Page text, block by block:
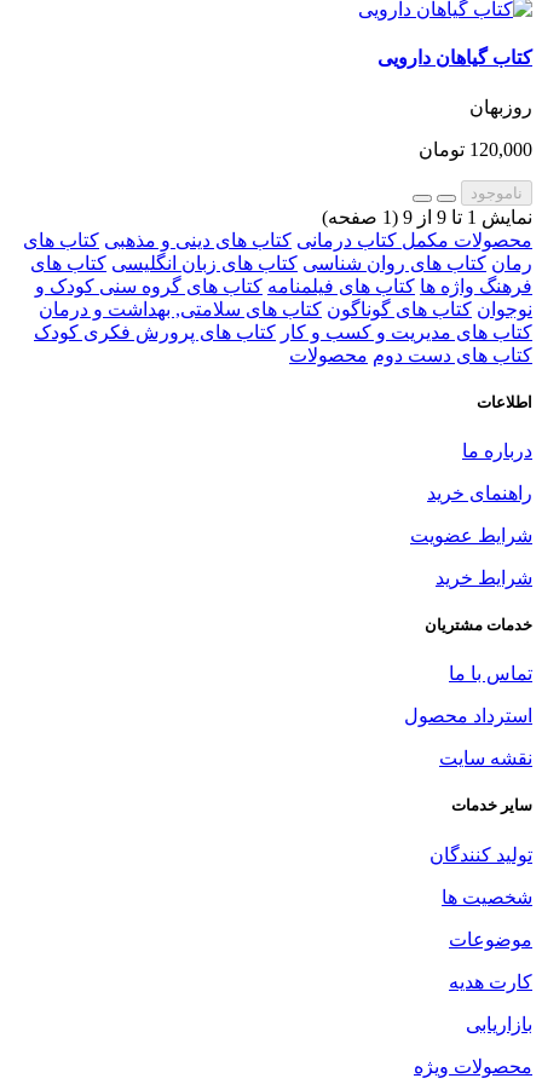
کتاب گیاهان دارویی
روزبهان
120,000 تومان
ناموجود
نمایش 1 تا 9 از 9 (1 صفحه)
محصولات مکمل کتاب درمانی کتاب های دینی و مذهبی کتاب های
رمان کتاب های روان شناسی کتاب های زبان انگلیسی کتاب های
فرهنگ واژه ها کتاب های فیلمنامه کتاب های گروه سنی کودک و
نوجوان کتاب های گوناگون کتاب های سلامتی, بهداشت و درمان
کتاب های مدیریت و کسب و کار کتاب های پرورش فکری کودک
کتاب های دست دوم محصولات
اطلاعات
درباره ما
راهنمای خرید
شرایط عضویت
شرایط خرید
خدمات مشتریان
تماس با ما
استرداد محصول
نقشه سایت
سایر خدمات
تولید کنندگان
شخصیت ها
موضوعات
کارت هدیه
بازاریابی
محصولات ویژه